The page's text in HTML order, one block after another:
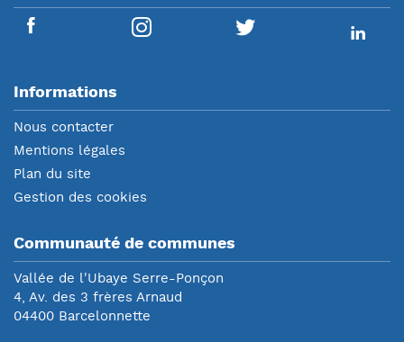
Informations
Nous contacter
Mentions légales
Plan du site
Gestion des cookies
Communauté de communes
Vallée de l'Ubaye Serre-Ponçon
4, Av. des 3 frères Arnaud
04400 Barcelonnette